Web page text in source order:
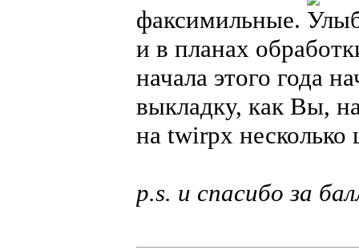
факсимильные.
и в планах
начала этого года
выкладку, как Вы,
на twirpx несколько
p.s. и спасибо за